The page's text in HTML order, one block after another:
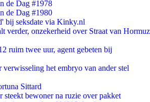
de Dag #1978
de Dag #1980
bij seksdate via Kinky.nl
verder, onzekerheid over Straat van Hormuz
ruim twee uur, agent gebeten bij
het embryo van ander stel
Sittard
steekt bewoner na ruzie over pakket